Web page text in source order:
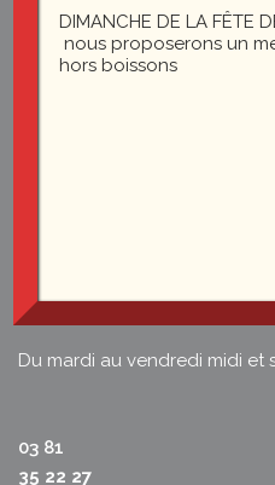
1 rue du général Leclerc
25200 Montbéliard
Du mardi au vendredi midi et
03 81
35 22 27
DIMANCHE DE LA FÊTE
nous proposerons un
hors boissons